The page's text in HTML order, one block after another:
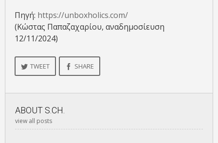
Πηγή: https://unboxholics.com/
(Κώστας Παπαζαχαρίου, αναδημοσίευση
12/11/2024)
TWEET SHARE
ABOUT S.CH.
view all posts